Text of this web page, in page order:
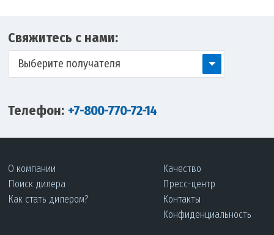
Свяжитесь с нами:
Выберите получателя
Телефон: +7-800-770-72-14
О компании
Поиск дилера
Как стать дилером?
Качество
Пресс-центр
Контакты
Конфиденциальность